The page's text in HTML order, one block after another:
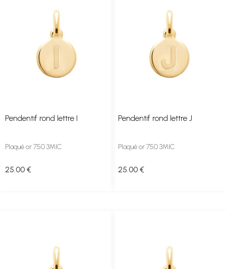
Pendentif rond lettre I
Plaqué or 750 3MIC
25 .00 €
Pendentif rond lettre J
Plaqué or 750 3MIC
25 .00 €